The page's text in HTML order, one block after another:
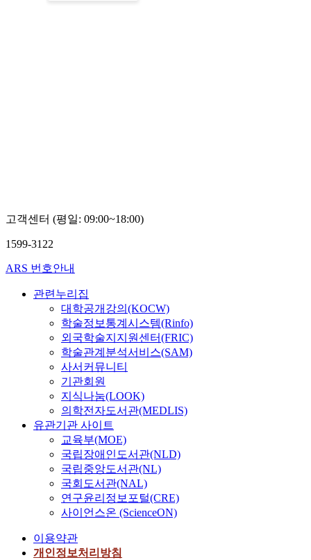
고객센터 (평일: 09:00~18:00)
1599-3122
ARS 번호안내
관련누리집
대학공개강의(KOCW)
학술정보통계시스템(Rinfo)
외국학술지지원센터(FRIC)
학술관계분석서비스(SAM)
사서커뮤니티
기관회원
지식나눔(LOOK)
의학전자도서관(MEDLIS)
유관기관 사이트
교육부(MOE)
국립장애인도서관(NLD)
국립중앙도서관(NL)
국회도서관(NAL)
연구윤리정보포털(CRE)
사이언스온 (ScienceON)
이용약관
개인정보처리방침